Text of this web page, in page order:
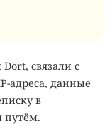
связали с
адреса, данные
в
путём.